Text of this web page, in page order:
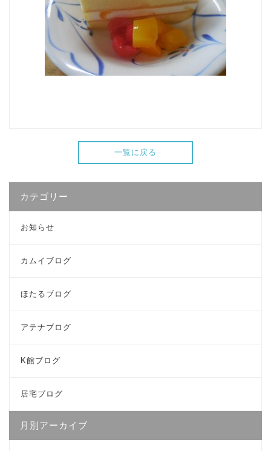
一覧に戻る
カテゴリー
お知らせ
カムイブログ
ほたるブログ
アテナブログ
K館ブログ
居宅ブログ
月別アーカイブ